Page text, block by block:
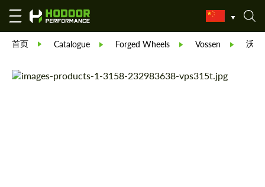
首页 Catalogue Forged Wheels Vossen 沃森